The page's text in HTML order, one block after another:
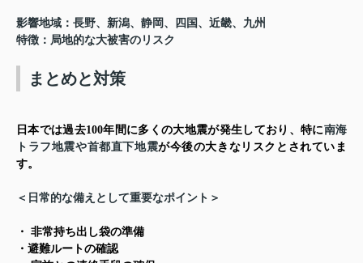
影響地域 ：長野、新潟、静岡、四国、近畿、九州
特徴 ：局地的な大被害のリスク
まとめと対策
日本では過去100年間に多くの大地震が発生しており、特に南海
トラフ地震や首都直下地震が今後の大きなリスクとされていま
す。
＜日常的な備えとして重要なポイント＞
・ 非常持ち出し袋の準備
・避難ルートの確認